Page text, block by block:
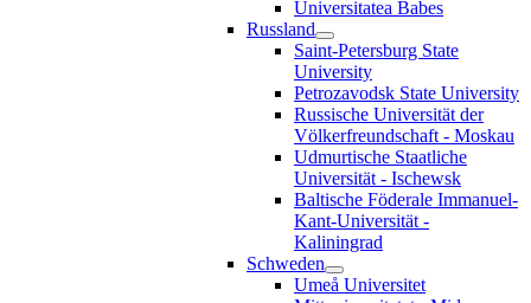
Universitatea Babes
Russland
Saint-Petersburg State
University
Petrozavodsk State University
Russische Universität der
Völkerfreundschaft - Moskau
Udmurtische Staatliche
Universität - Ischewsk
Baltische Föderale Immanuel-
Kant-Universität -
Kaliningrad
Schweden
Umeå Universitet